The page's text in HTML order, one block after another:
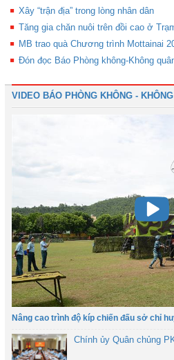
Xây “trận địa” trong lòng nhân dân
Tăng gia chăn nuôi trên đồi cao ở
MB trao quà Chương trình Mottainai
Đón đọc Báo Phòng không-Không
VIDEO BÁO PHÒNG KHÔNG -
Nâng cao trình độ kíp chiến đấu sở chỉ
Chính ủy Quân chủng